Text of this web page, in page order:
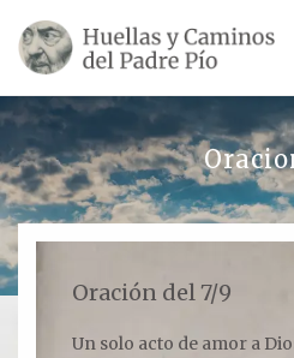
SU VIDA
Oración del 7/9
Un solo acto de amor a